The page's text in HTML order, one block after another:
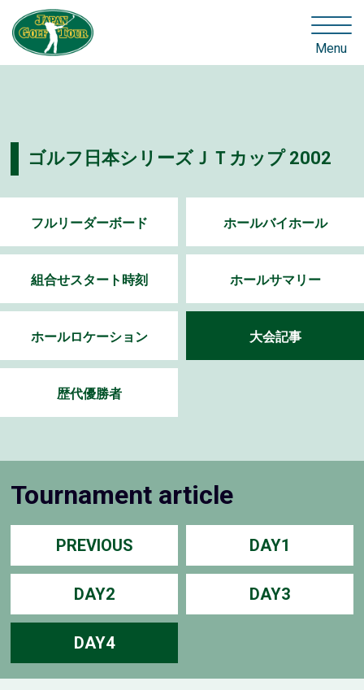
Menu
ゴルフ日本シリーズＪＴカップ 2002
フルリーダーボード ホールバイホール
組合せスタート時刻 ホールサマリー
ホールロケーション 大会記事
歴代優勝者
Tournament article
PREVIOUS DAY1
DAY2 DAY3
DAY4